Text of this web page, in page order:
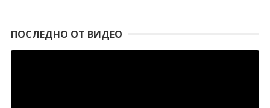
ПОСЛЕДНО ОТ ВИДЕО